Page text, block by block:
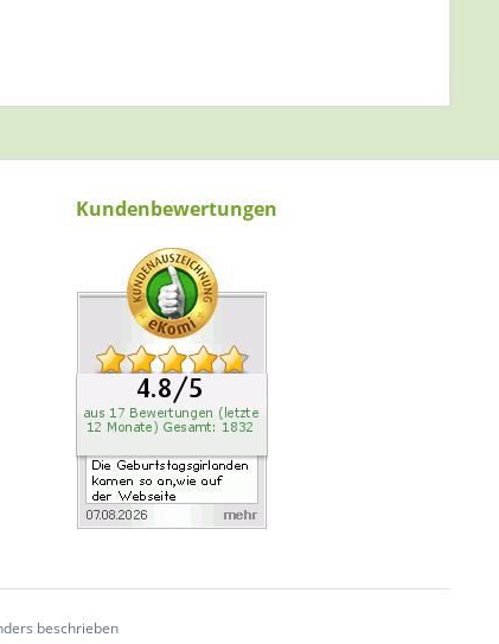
Kundenbewertungen
beschrieben